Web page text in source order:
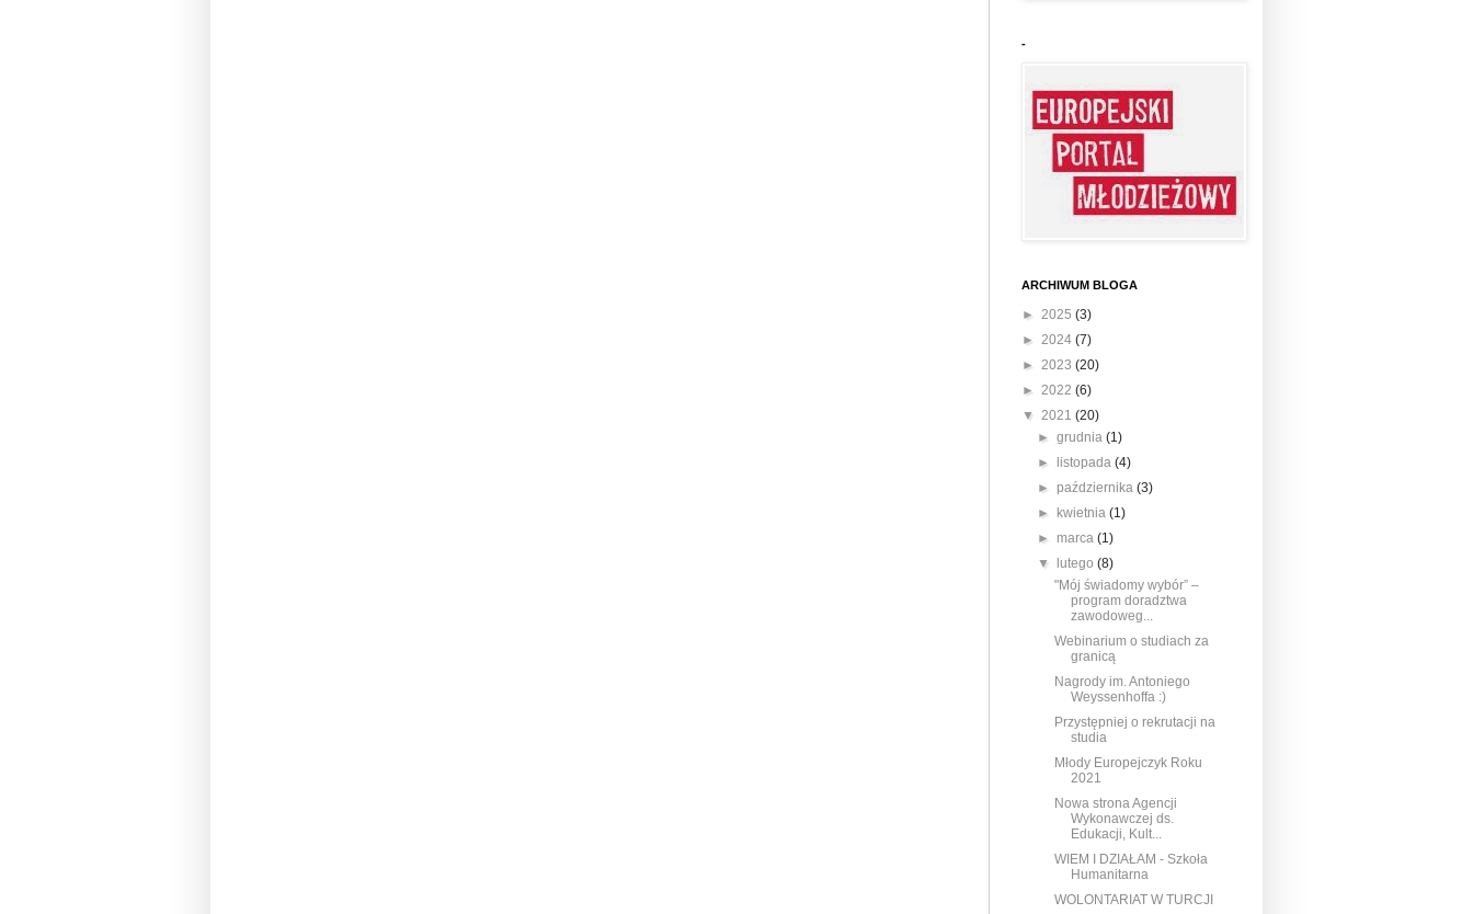
-
ARCHIWUM BLOGA
► 2025 (3)
► 2024 (7)
► 2023 (20)
► 2022 (6)
▼ 2021 (20)
►grudnia(1)
►
listopada(4)
►października(3)
►
kwietnia(1)
► marca(1)
▼
lutego(8)
"Mój świadomy wybór” –
program doradztwa
zawodoweg...
Webinarium o studiach za
granicą
Nagrody im. Antoniego
Weyssenhoffa :)
Przystępniej o rekrutacji na
studia
Młody Europejczyk Roku
2021
Nowa strona Agencji
Wykonawczej ds.
Edukacji, Kult...
WIEM I DZIAŁAM - Szkoła
Humanitarna
WOLONTARIAT W TURCJI